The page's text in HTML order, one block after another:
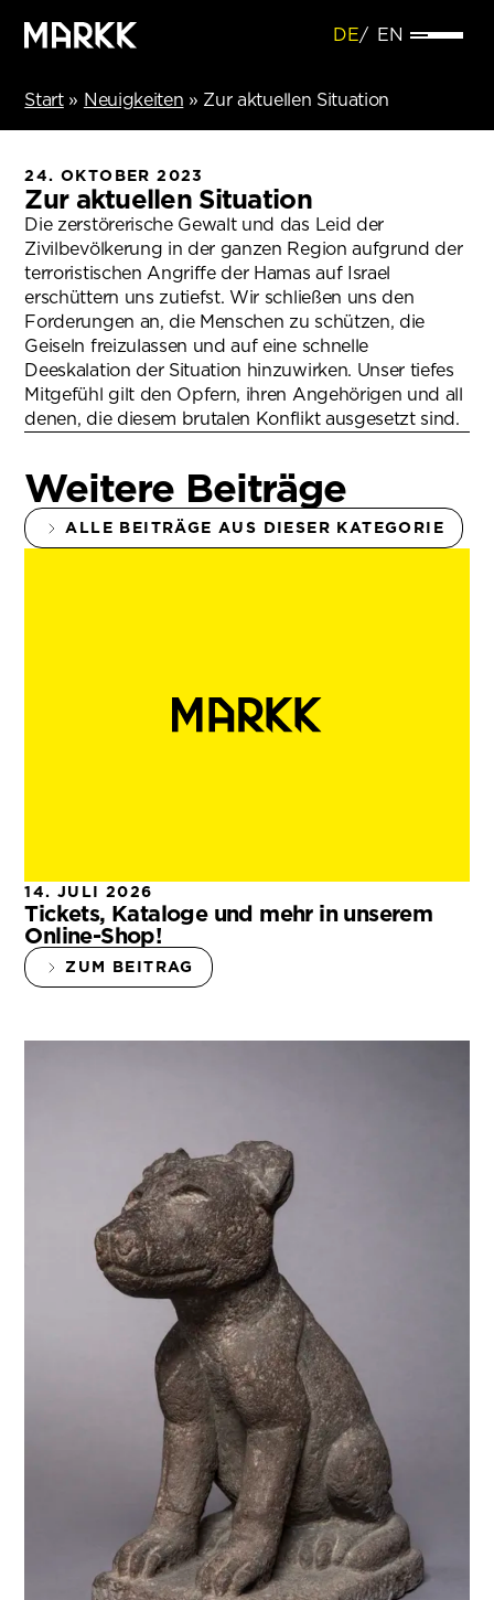
DE EN
Start» Neuigkeiten » Zur aktuellen Situation
24. OKTOBER 2023
Zur aktuellen Situation
Die zerstörerische Gewalt und das Leid der
Zivilbevölkerung in der ganzen Region aufgrund der
terroristischen Angriffe der Hamas auf Israel
erschüttern uns zutiefst. Wir schließen uns den
Forderungen an, die Menschen zu schützen, die
Geiseln freizulassen und auf eine schnelle
Deeskalation der Situation hinzuwirken. Unser tiefes
Mitgefühl gilt den Opfern, ihren Angehörigen und all
denen, die diesem brutalen Konflikt ausgesetzt sind.
Weitere Beiträge
ALLE BEITRÄGE AUS DIESER KATEGORIE
14. JULI 2026
Tickets, Kataloge und mehr in unserem
Online-Shop!
ZUM BEITRAG